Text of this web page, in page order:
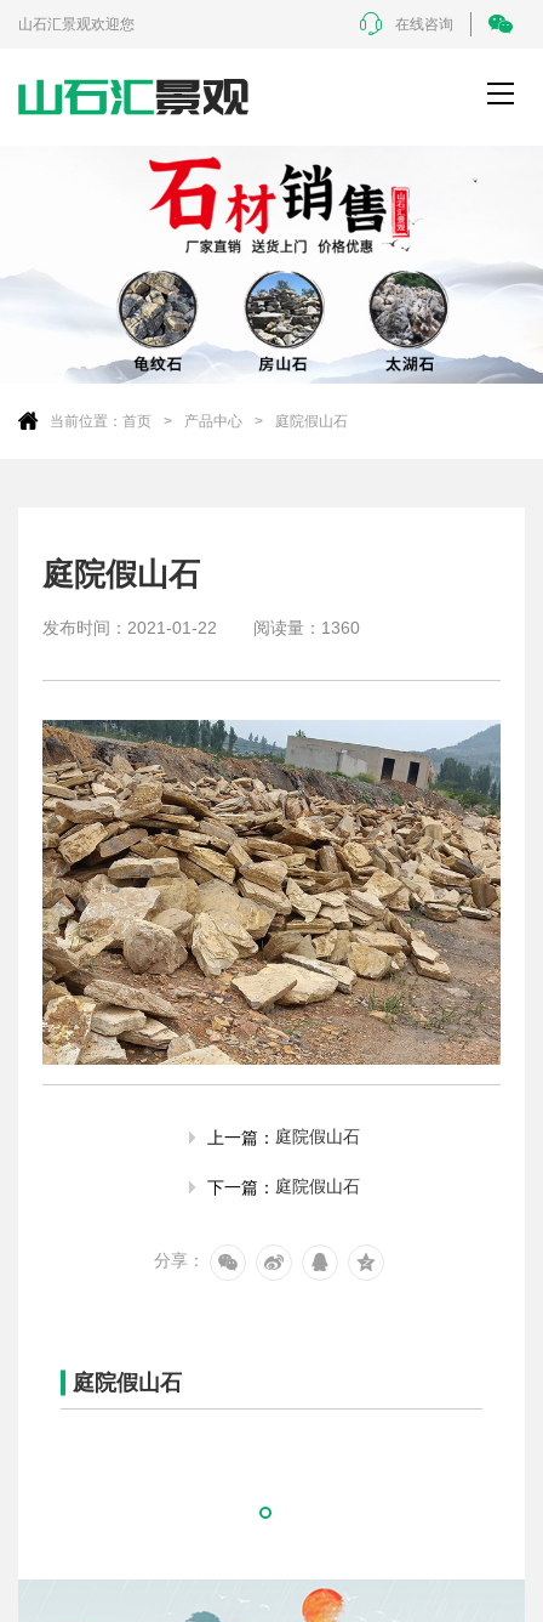
山石汇景观欢迎您 在线咨询
当前位置： 首页 产品中心 庭院假山石
庭院假山石
发布时间： 2021-01-22 阅读量： 1360
上一篇： 庭院假山石
下一篇： 庭院假山石
分享：
庭院假山石